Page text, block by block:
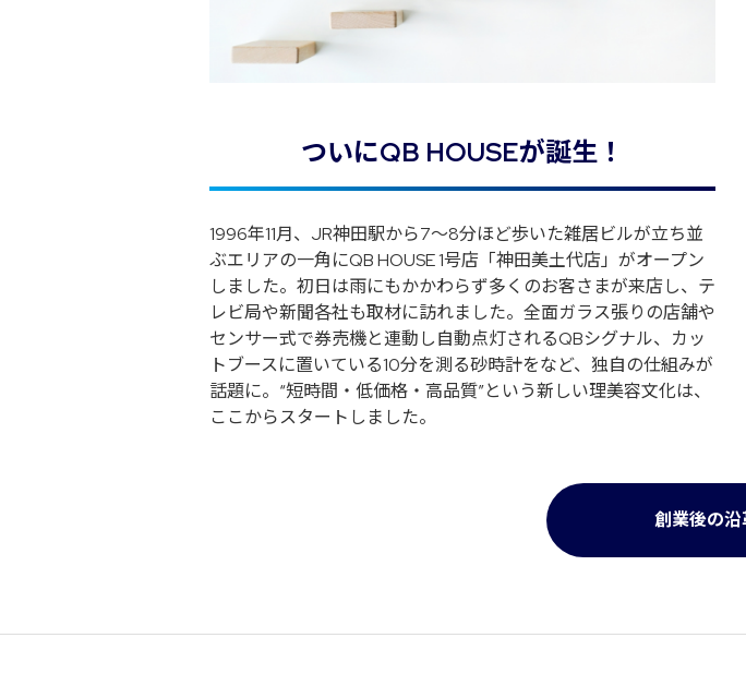
ついにQB HOUSEが誕生！
1996年11月、JR神田駅から7～8分ほど歩いた雑居ビルが立ち並
ぶエリアの一角にQB HOUSE 1号店「神田美土代店」がオープン
しました。初日は雨にもかかわらず多くのお客さまが来店し、テ
レビ局や新聞各社も取材に訪れました。全面ガラス張りの店舗や
センサー式で券売機と連動し自動点灯されるQBシグナル、カッ
トブースに置いている10分を測る砂時計をなど、独自の仕組みが
話題に。“短時間・低価格・高品質”という新しい理美容文化は、
ここからスタートしました。
創業後の沿